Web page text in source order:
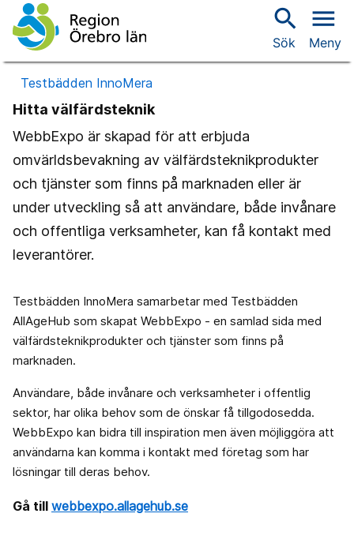
search
Sök
menu
Meny
Testbädden InnoMera
Hitta välfärdsteknik
WebbExpo är skapad för att erbjuda
omvärldsbevakning av välfärdsteknikprodukter
och tjänster som finns på marknaden eller är
under utveckling så att användare, både invånare
och offentliga verksamheter, kan få kontakt med
leverantörer.
Testbädden InnoMera samarbetar med Testbädden
AllAgeHub som skapat WebbExpo - en samlad sida med
välfärdsteknikprodukter och tjänster som finns på
marknaden.
Användare, både invånare och verksamheter i offentlig
sektor, har olika behov som de önskar få tillgodosedda.
WebbExpo kan bidra till inspiration men även möjliggöra att
användarna kan komma i kontakt med företag som har
lösningar till deras behov.
Gå till webbexpo.allagehub.se